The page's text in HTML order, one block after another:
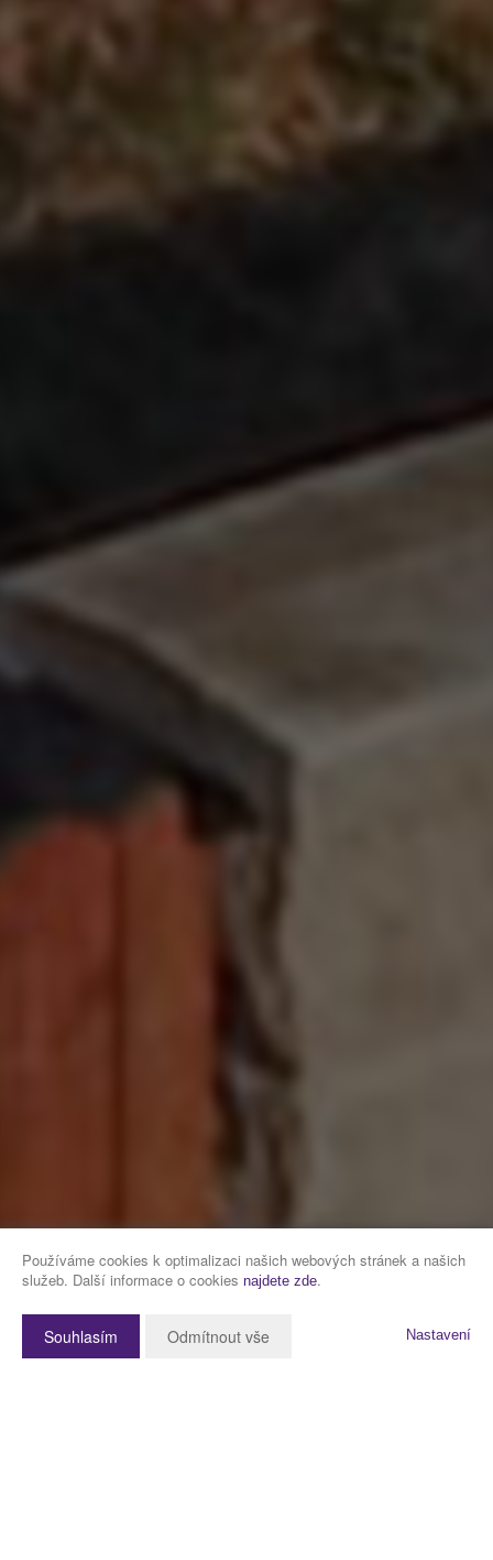
Používáme cookies k optimalizaci našich webových stránek a našich
služeb. Další informace o cookies najdete zde.
Souhlasím Odmítnout vše Nastavení